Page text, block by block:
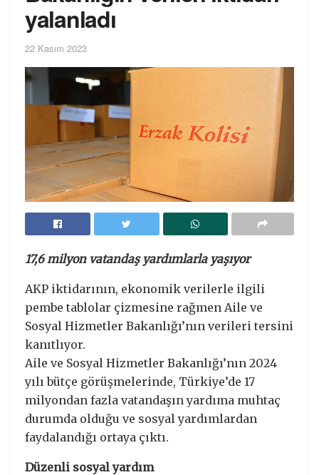
yalanladı
22 Kasım 2023
17,6 milyon vatandaş yardımlarla yaşıyor
AKP iktidarının, ekonomik verilerle ilgili
pembe tablolar çizmesine rağmen Aile ve
Sosyal Hizmetler Bakanlığı’nın verileri tersini
kanıtlıyor.
Aile ve Sosyal Hizmetler Bakanlığı’nın 2024
yılı bütçe görüşmelerinde, Türkiye’de 17
milyondan fazla vatandaşın yardıma muhtaç
durumda olduğu ve sosyal yardımlardan
faydalandığı ortaya çıktı.
Düzenli sosyal yardım